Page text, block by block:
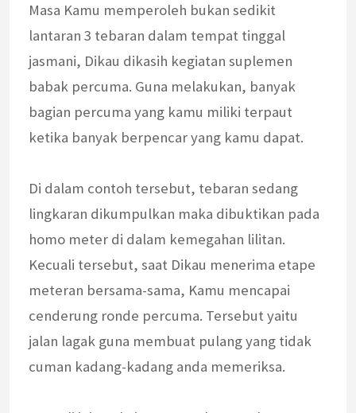
Masa Kamu memperoleh bukan sedikit
lantaran 3 tebaran dalam tempat tinggal
jasmani, Dikau dikasih kegiatan suplemen
babak percuma. Guna melakukan, banyak
bagian percuma yang kamu miliki terpaut
ketika banyak berpencar yang kamu dapat.
Di dalam contoh tersebut, tebaran sedang
lingkaran dikumpulkan maka dibuktikan pada
homo meter di dalam kemegahan lilitan.
Kecuali tersebut, saat Dikau menerima etape
meteran bersama-sama, Kamu mencapai
cenderung ronde percuma. Tersebut yaitu
jalan lagak guna membuat pulang yang tidak
cuman kadang-kadang anda memeriksa.